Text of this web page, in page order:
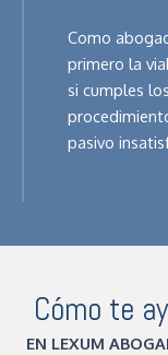
Como
primero la
si cumples
pasivo
Cómo te
EN LEXUM